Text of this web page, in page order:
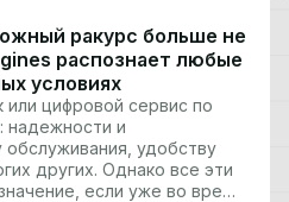
ракурс больше не
распознает любые
условиях
цифровой сервис по
надежности и
обслуживания, удобству
других. Однако все эти
если уже во время